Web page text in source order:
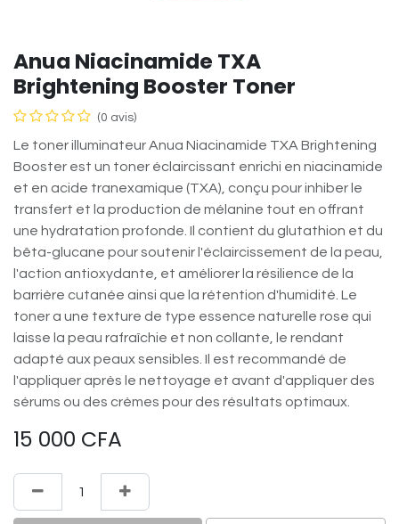
Anua Niacinamide TXA
Brightening Booster Toner
(0 avis)
Le toner illuminateur Anua Niacinamide TXA Brightening
Booster est un toner éclaircissant enrichi en niacinamide
et en acide tranexamique (TXA), conçu pour inhiber le
transfert et la production de mélanine tout en offrant
une hydratation profonde. Il contient du glutathion et du
bêta-glucane pour soutenir l'éclaircissement de la peau,
l'action antioxydante, et améliorer la résilience de la
barrière cutanée ainsi que la rétention d'humidité. Le
toner a une texture de type essence naturelle rose qui
laisse la peau rafraîchie et non collante, le rendant
adapté aux peaux sensibles. Il est recommandé de
l'appliquer après le nettoyage et avant d'appliquer des
sérums ou des crèmes pour des résultats optimaux.
15 000 CFA